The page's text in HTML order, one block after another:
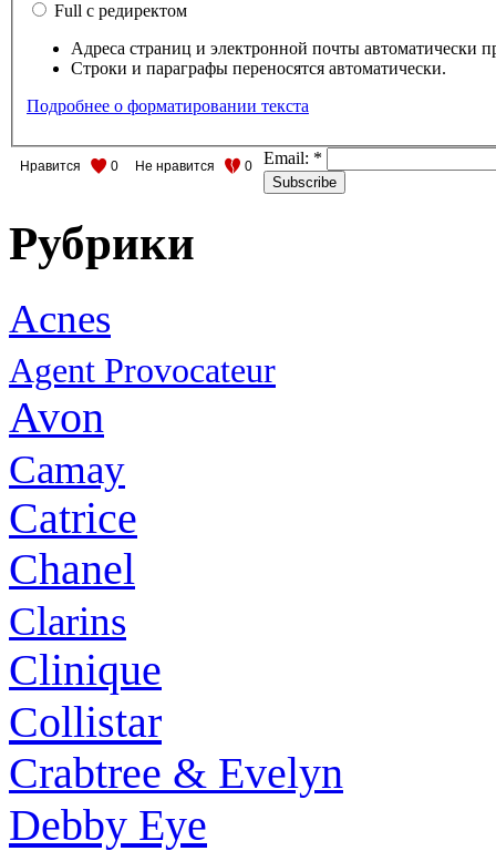
Full с редиректом
Адреса страниц и электронной почты автоматически
Строки и параграфы переносятся автоматически.
Подробнее о форматировании текста
Нравится 0 Не нравится 0 Email: *
Рубрики
Acnes
Agent Provocateur
Avon
Camay
Catrice
Chanel
Clarins
Clinique
Collistar
Crabtree & Evelyn
Debby Eye